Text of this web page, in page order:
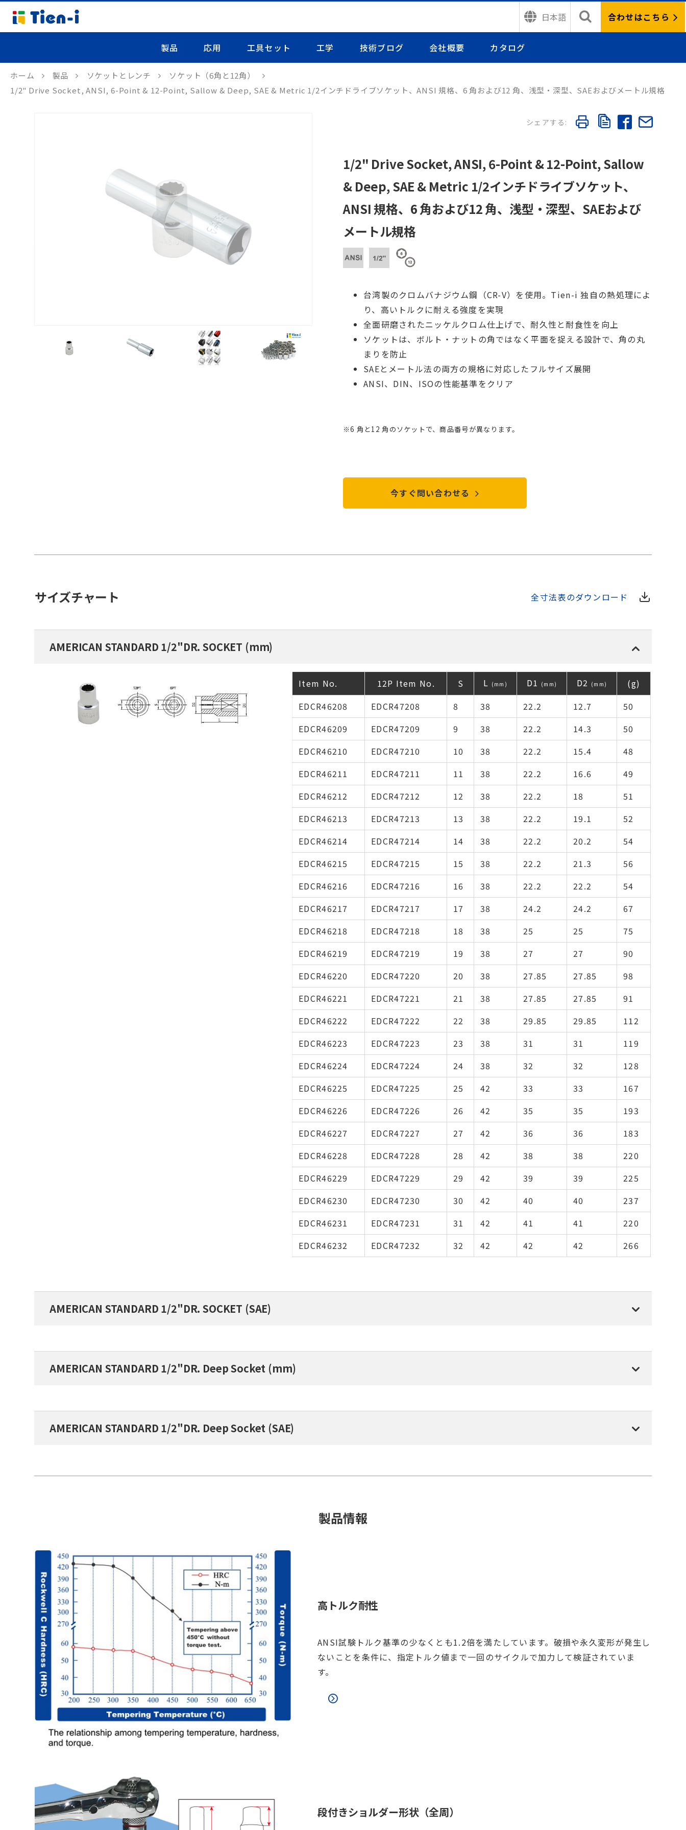
日本語 合わせはこちら
製品 応用 工具セット 工学 技術ブログ 会社概要 カタログ
ホーム 製品 ソケットとレンチ
ソケット（6角と12角）
1/2" Drive Socket, ANSI, 6-Point & 12-Point, Sallow & Deep, SAE & Metric 1/2インチドライブソケット、ANSI 規格、6 角および12 角、浅型・深型、SAEおよびメートル規格
1/2" Drive Socket, ANSI, 6-Point & 12-Point, Sallow
& Deep, SAE & Metric 1/2インチドライブソケット、
ANSI 規格、6 角および12 角、浅型・深型、SAEおよび
メートル規格
台湾製のクロムバナジウム鋼（CR-V）を使用。Tien-i 独自の熱処理によ
り、高いトルクに耐える強度を実現
全面研磨されたニッケルクロム仕上げで、耐久性と耐食性を向上
ソケットは、ボルト・ナットの角ではなく平面を捉える設計で、角の丸
まりを防止
SAEとメートル法の両方の規格に対応したフルサイズ展開
ANSI、DIN、ISOの性能基準をクリア
※6 角と12 角のソケットで、商品番号が異なります。
今すぐ問い合わせる
サイズチャート 全寸法表のダウンロード
AMERICAN STANDARD 1/2"DR. SOCKET (mm)
Item No. 12P Item No. S L (mm) D1 (mm) D2 (mm)
(g)
EDCR46208
EDCR47208 8 38 22.2 12.7
50
EDCR46209
EDCR47209 9 38 22.2 14.3
50
EDCR46210
EDCR47210 10 38 22.2 15.4
48
EDCR46211
EDCR47211 11 38 22.2 16.6
49
EDCR46212
EDCR47212 12 38 22.2 18
51
EDCR46213
EDCR47213 13 38 22.2 19.1
52
EDCR46214
EDCR47214 14 38 22.2 20.2
54
EDCR46215
EDCR47215 15 38 22.2 21.3
56
EDCR46216
EDCR47216 16 38 22.2 22.2
54
EDCR46217
EDCR47217 17 38 24.2 24.2
67
EDCR46218
EDCR47218 18 38 25 25
75
EDCR46219
EDCR47219 19 38 27 27
90
EDCR46220
EDCR47220 20 38 27.85 27.85
98
EDCR46221
EDCR47221 21 38 27.85 27.85
91
EDCR46222
EDCR47222 22 38 29.85 29.85
112
EDCR46223
EDCR47223 23 38 31 31
119
EDCR46224
EDCR47224 24 38 32 32
128
EDCR46225
EDCR47225 25 42 33 33
167
EDCR46226
EDCR47226 26 42 35 35
193
EDCR46227
EDCR47227 27 42 36 36
183
EDCR46228
EDCR47228 28 42 38 38
220
EDCR46229
EDCR47229 29 42 39 39
225
EDCR46230
EDCR47230 30 42 40 40
237
EDCR46231
EDCR47231 31 42 41 41
220
EDCR46232
EDCR47232 32 42 42 42 266
AMERICAN STANDARD 1/2"DR. SOCKET (SAE)
AMERICAN STANDARD 1/2"DR. Deep Socket (mm)
AMERICAN STANDARD 1/2"DR. Deep Socket (SAE)
製品情報
高トルク耐性
ANSI試験トルク基準の少なくとも1.2倍を満たしています。破損や永久変形が発生し
ないことを条件に、指定トルク値まで一回のサイクルで加力して検証されていま
す。
段付きショルダー形状（全周）